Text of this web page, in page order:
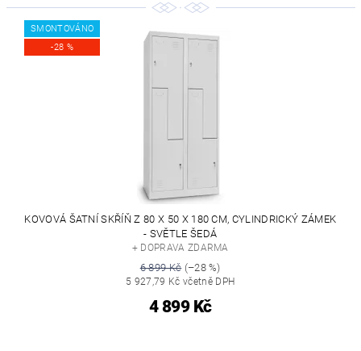
SMONTOVÁNO
-28 %
KOVOVÁ ŠATNÍ SKŘÍŇ Z 80 X 50 X 180 CM, CYLINDRICKÝ ZÁMEK
- SVĚTLE ŠEDÁ
+ DOPRAVA ZDARMA
6 899 Kč(–28 %)
5 927,79 Kč včetně DPH
4 899 Kč